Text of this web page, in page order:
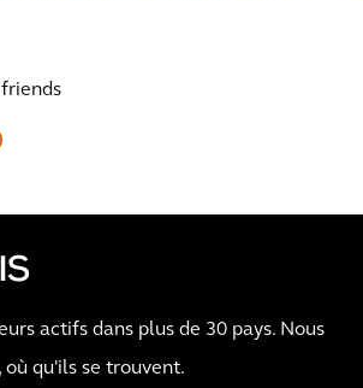
actifs dans plus de 30 pays. Nous
où qu'ils se trouvent.